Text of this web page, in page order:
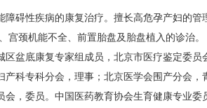
碍性疾病的康复治疗。擅长高危孕产妇的管
、宫颈机能不全、前置胎盘及胎盘植入的诊治。
盆底康复专家组成员，北京市医疗鉴定委员
产科专科分会，理事；北京医学会围产分会，
，委员。中国医药教育协会生育健康专业委